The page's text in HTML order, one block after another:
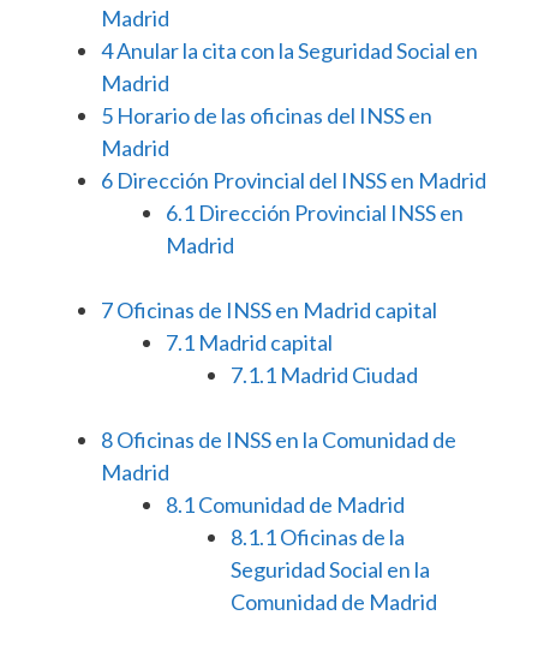
Madrid
4Anular la cita con la Seguridad Social en
Madrid
5 Horario de las oficinas del INSS en
Madrid
6 Dirección Provincial del INSS en Madrid
6.1 Dirección Provincial INSS en
Madrid
7Oficinas de INSS en Madrid capital
7.1 Madrid capital
7.1.1 Madrid Ciudad
8Oficinas de INSS en la Comunidad de
Madrid
8.1Comunidad de Madrid
8.1.1Oficinas de la
Seguridad Social en la
Comunidad de Madrid